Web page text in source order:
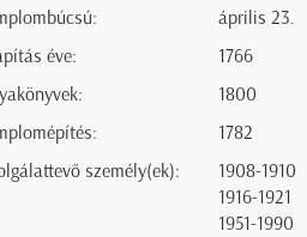
április 23.
éve:
1766
1800
1782
személy(ek):
1908-1910
1916-1921
1951-1990